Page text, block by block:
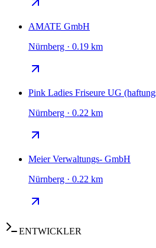
AMATE GmbH
Nürnberg · 0.19 km
Pink Ladies Friseure UG
Nürnberg · 0.22 km
Meier Verwaltungs- GmbH
Nürnberg · 0.22 km
ENTWICKLER